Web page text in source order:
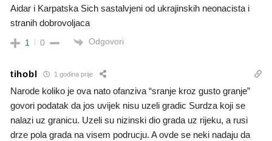
Aidar i Karpatska Sich sastalvjeni od ukrajinskih neonacista i
stranih dobrovoljaca
1 0 Odgovori
tihobl 1 godina prije
Narode koliko je ova nato ofanziva “sranje kroz gusto granje”
govori podatak da jos uvijek nisu uzeli gradic Surdza koji se
nalazi uz granicu. Uzeli su nizinski dio grada uz rijeku, a rusi
drze pola grada na visem podrucju. A ovde se neki nadaju da